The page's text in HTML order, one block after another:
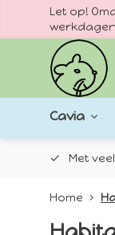
Let op!
Cavia
Met
Home